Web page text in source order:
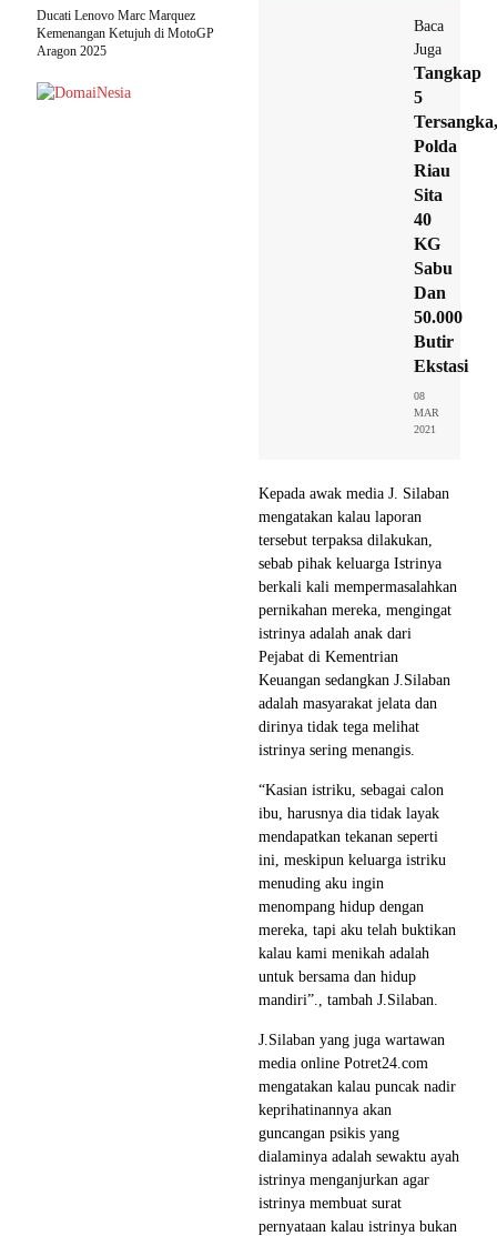
Baca
Juga
Tangkap
5
Tersangka,
Polda
Riau
Sita
40
KG
Sabu
Dan
50.000
Butir
Ekstasi
08
MAR
2021
Kepada awak media J. Silaban
mengatakan kalau laporan
tersebut terpaksa dilakukan,
sebab pihak keluarga Istrinya
berkali kali mempermasalahkan
pernikahan mereka, mengingat
istrinya adalah anak dari
Pejabat di Kementrian
Keuangan sedangkan J.Silaban
adalah masyarakat jelata dan
dirinya tidak tega melihat
istrinya sering menangis.
“Kasian istriku, sebagai calon
ibu, harusnya dia tidak layak
mendapatkan tekanan seperti
ini, meskipun keluarga istriku
menuding aku ingin
menompang hidup dengan
mereka, tapi aku telah buktikan
kalau kami menikah adalah
untuk bersama dan hidup
mandiri”., tambah J.Silaban.
J.Silaban yang juga wartawan
media online Potret24.com
mengatakan kalau puncak nadir
keprihatinannya akan
guncangan psikis yang
dialaminya adalah sewaktu ayah
istrinya menganjurkan agar
istrinya membuat surat
pernyataan kalau istrinya bukan
Ducati Lenovo Marc Marquez
Kemenangan Ketujuh di MotoGP
Aragon 2025